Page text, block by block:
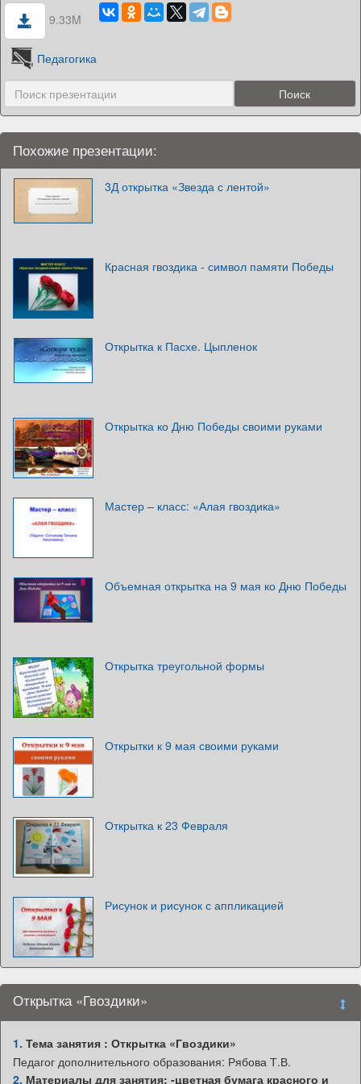
9.33M
Педагогика
Похожие презентации:
3Д открытка «Звезда с лентой»
Красная гвоздика - символ памяти Победы
Открытка к Пасхе. Цыпленок
Открытка ко Дню Победы своими руками
Мастер – класс: «Алая гвоздика»
Объемная открытка на 9 мая ко Дню Победы
Открытка треугольной формы
Открытки к 9 мая своими руками
Открытка к 23 Февраля
Рисунок и рисунок с аппликацией
Открытка «Гвоздики»
1. Тема занятия : Открытка «Гвоздики»
Педагог дополнительного образования: Рябова Т.В.
2. Материалы для занятия: -цветная бумага красного и